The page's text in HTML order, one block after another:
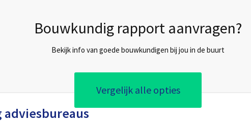
Bouwkundig rapport aanvragen?
Bekijk info van goede bouwkundigen bij jou in de buurt
Vergelijk alle opties